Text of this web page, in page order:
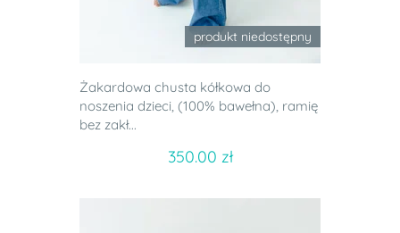
produkt niedostępny
Żakardowa chusta kółkowa do
noszenia dzieci, (100% bawełna), ramię
bez zakł...
350.00 zł